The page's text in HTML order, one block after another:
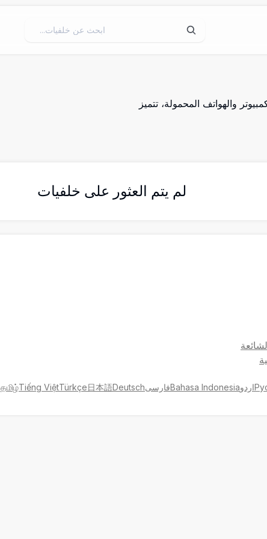
والهواتف المحمولة، تتميز
لم يتم العثور على خلفيات
اردوBahasa IndonesiaفارسیDeutsch
日本語
Türkçe
Tiếng Việt
தமிழ்